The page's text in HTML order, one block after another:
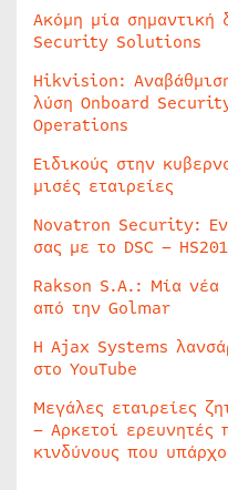
Ακόμη μία σημαντική
Security Solutions
Hikvision:
λύση Onboard
Operations
Ειδικούς στην
μισές εταιρείες
Novatron Security:
σας με το DSC –
Rakson S.A.: Μία νέα
από την Golmar
Η Ajax Systems
στο YouTube
Μεγάλες εταιρείες
– Αρκετοί ερευνητές
κινδύνους που